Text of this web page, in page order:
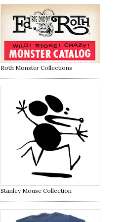
Roth Monster Collections
Stanley Mouse Collection